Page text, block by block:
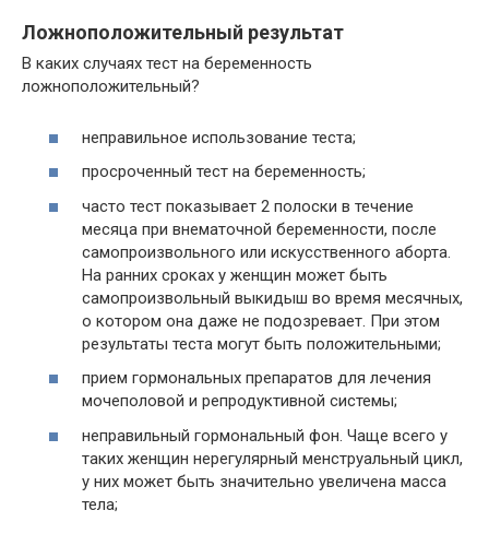
Ложноположительный результат
В каких случаях тест на беременность
ложноположительный?
неправильное использование теста;
просроченный тест на беременность;
часто тест показывает 2 полоски в течение
месяца при внематочной беременности, после
самопроизвольного или искусственного аборта.
На ранних сроках у женщин может быть
самопроизвольный выкидыш во время месячных,
о котором она даже не подозревает. При этом
результаты теста могут быть положительными;
прием гормональных препаратов для лечения
мочеполовой и репродуктивной системы;
неправильный гормональный фон. Чаще всего у
таких женщин нерегулярный менструальный цикл,
у них может быть значительно увеличена масса
тела;